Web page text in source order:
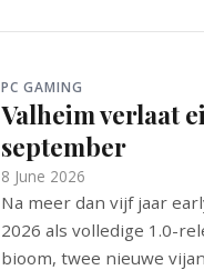
PC GAMING
Valheim verlaat
september
8 June 2026
Na meer dan vijf jaar
2026 als volledige 1.0-
bioom, twee nieuwe